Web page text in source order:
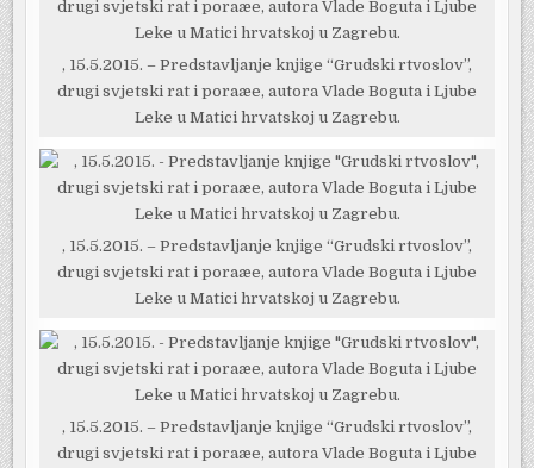
, 15.5.2015. – Predstavljanje knjige “Grudski rtvoslov”,
drugi svjetski rat i poraæe, autora Vlade Boguta i Ljube
Leke u Matici hrvatskoj u Zagrebu.
, 15.5.2015. – Predstavljanje knjige “Grudski rtvoslov”,
drugi svjetski rat i poraæe, autora Vlade Boguta i Ljube
Leke u Matici hrvatskoj u Zagrebu.
, 15.5.2015. – Predstavljanje knjige “Grudski rtvoslov”,
drugi svjetski rat i poraæe, autora Vlade Boguta i Ljube